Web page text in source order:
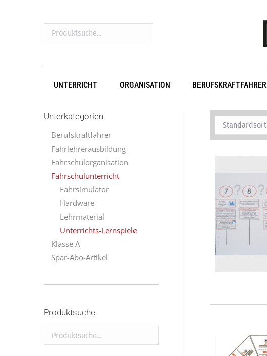
Produktsuche...
UNTERRICHT ORGANISATION BERUFSKRAFTFAHRER
Unterkategorien
Berufskraftfahrer
Fahrlehrerausbildung
Fahrschulorganisation
Fahrschulunterricht
Fahrsimulator
Hardware
Lehrmaterial
Unterrichts-Lernspiele
Klasse A
Spar-Abo-Artikel
Produktsuche
Produktsuche...